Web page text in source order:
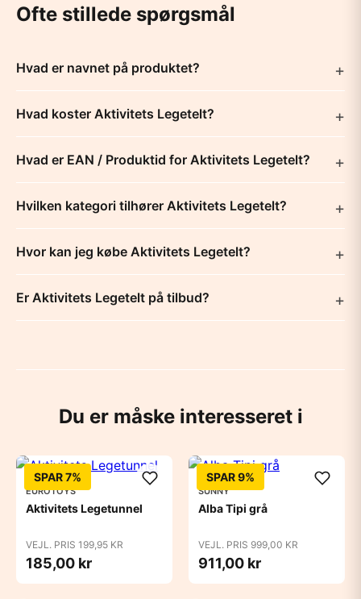
Ofte stillede spørgsmål
Hvad er navnet på produktet?
Hvad koster Aktivitets Legetelt?
Hvad er EAN / Produktid for Aktivitets Legetelt?
Hvilken kategori tilhører Aktivitets Legetelt?
Hvor kan jeg købe Aktivitets Legetelt?
Er Aktivitets Legetelt på tilbud?
Du er måske interesseret i
SPAR 7%
EUROTOYS
Aktivitets Legetunnel
VEJL. PRIS 199,95 KR
185,00 kr
SPAR 9%
SUNNY
Alba Tipi grå
VEJL. PRIS 999,00 KR
911,00 kr